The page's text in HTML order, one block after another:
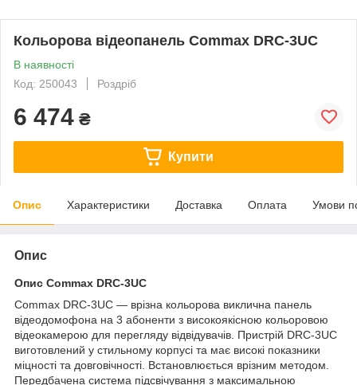
Кольорова відеопанель Commax DRC-3UC
В наявності
Код: 250043
Роздріб
6 474 ₴
Купити
Опис Характеристики Доставка Оплата Умови
Опис
Опис Commax DRC-3UC
Commax DRC-3UC — врізна кольорова виклична панель
відеодомофона на 3 абоненти з високоякісною кольоровою
відеокамерою для перегляду відвідувачів. Пристрій DRC-3UC
виготовлений у стильному корпусі та має високі показники
міцності та довговічності. Встановлюється врізним методом.
Передбачена система підсвічування з максимальною